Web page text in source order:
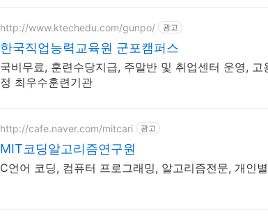
http://www.ktechedu.com/gunpo/ 광고
한국직업능력교육원 군포캠퍼스
국비무료, 훈련수당지급, 주말반 및 취업센터 운영, 고
정 최우수훈련기관
http://cafe.naver.com/mitcari 광고
MIT코딩알고리즘연구원
C언어 코딩, 컴퓨터 프로그래밍, 알고리즘전문, 개인